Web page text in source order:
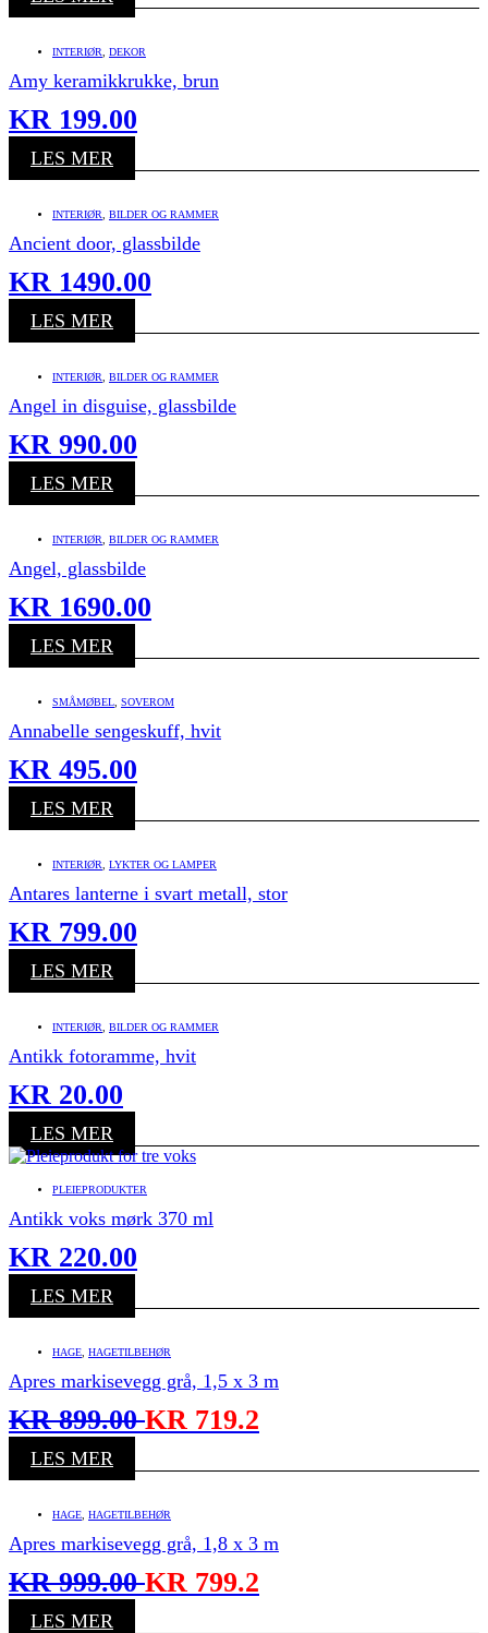
INTERIØR DEKOR
Amy keramikkrukke, brun
KR 199.00
LES MER
INTERIØR BILDER OG RAMMER
Ancient door, glassbilde
KR 1490.00
LES MER
INTERIØR BILDER OG RAMMER
Angel in disguise, glassbilde
KR 990.00
LES MER
INTERIØR BILDER OG RAMMER
Angel, glassbilde
KR 1690.00
LES MER
SMÅMØBEL SOVEROM
Annabelle sengeskuff, hvit
KR 495.00
LES MER
INTERIØR LYKTER OG LAMPER
Antares lanterne i svart metall, stor
KR 799.00
LES MER
INTERIØR BILDER OG RAMMER
Antikk fotoramme, hvit
KR 20.00
LES MER
PLEIEPRODUKTER
Antikk voks mørk 370 ml
KR 220.00
LES MER
HAGE HAGETILBEHØR
Apres markisevegg grå, 1,5 x 3 m
KR899.00KR 719.2
LES MER
HAGE HAGETILBEHØR
Apres markisevegg grå, 1,8 x 3 m
KR999.00KR 799.2
LES MER